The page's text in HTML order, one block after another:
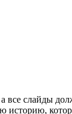
все слайды
историю,